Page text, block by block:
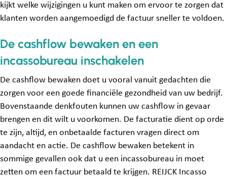
kijkt welke wijzigingen u kunt maken om ervoor te zorgen dat
klanten worden aangemoedigd de factuur sneller te voldoen.
De cashflow bewaken en een
incassobureau inschakelen
De cashflow bewaken doet u vooral vanuit gedachten die
zorgen voor een goede financiële gezondheid van uw bedrijf.
Bovenstaande denkfouten kunnen uw cashflow in gevaar
brengen en dit wilt u voorkomen. De facturatie dient op orde
te zijn, altijd, en onbetaalde facturen vragen direct om
aandacht en actie. De cashflow bewaken betekent in
sommige gevallen ook dat u een incassobureau in moet
zetten om een factuur betaald te krijgen. REIJCK Incasso